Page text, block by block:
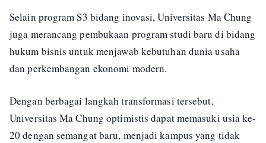
Selain program S3 bidang inovasi, Universitas Ma Chung
juga merancang pembukaan program studi baru di bidang
hukum bisnis untuk menjawab kebutuhan dunia usaha
dan perkembangan ekonomi modern.
Dengan berbagai langkah transformasi tersebut,
Universitas Ma Chung optimistis dapat memasuki usia ke-
20 dengan semangat baru, menjadi kampus yang tidak